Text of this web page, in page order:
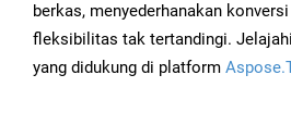
berkas, menyederhanakan
fleksibilitas tak tertandingi.
yang didukung di platform